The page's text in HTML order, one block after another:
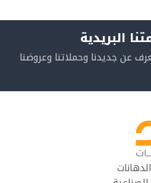
البريدية
عن جديدنا وحملاتنا وعروضنا